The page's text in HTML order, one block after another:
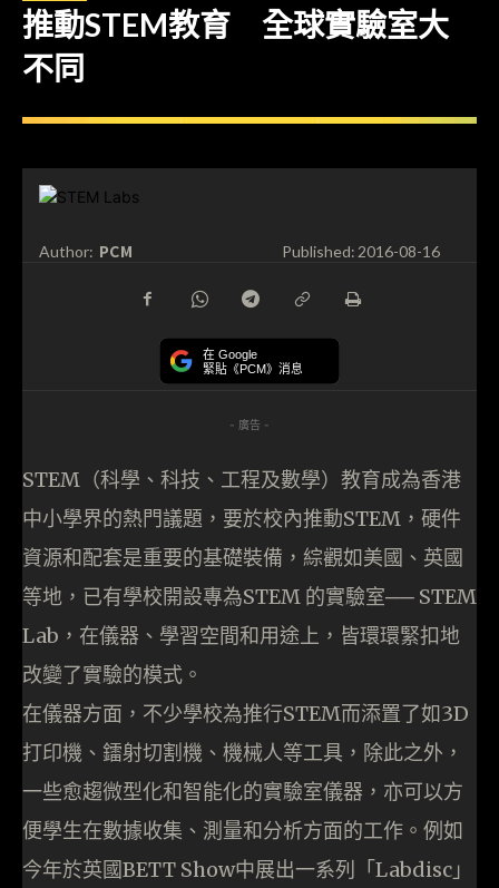
推動STEM教育 全球實驗室大
不同
Author: PCM Published:2016-08-16
在 Google
緊貼《PCM》消息
- 廣告 -
STEM（科學、科技、工程及數學）教育成為香港
中小學界的熱門議題，要於校內推動STEM，硬件
資源和配套是重要的基礎裝備，綜觀如美國、英國
等地，已有學校開設專為STEM 的實驗室── STEM
Lab，在儀器、學習空間和用途上，皆環環緊扣地
改變了實驗的模式。
在儀器方面，不少學校為推行STEM而添置了如3D
打印機、鐳射切割機、機械人等工具，除此之外，
一些愈趨微型化和智能化的實驗室儀器，亦可以方
便學生在數據收集、測量和分析方面的工作。例如
今年於英國BETT Show中展出一系列「Labdisc」